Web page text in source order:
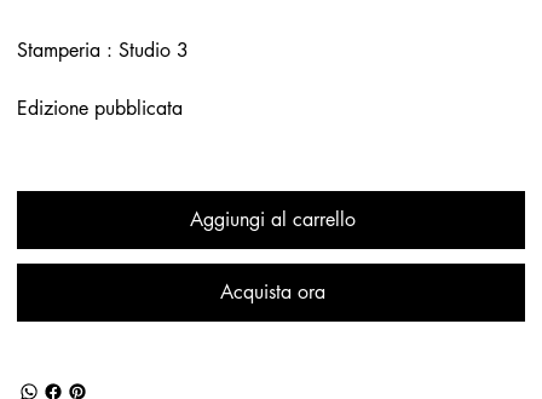
Stamperia : Studio 3
Edizione pubblicata
Aggiungi al carrello
Acquista ora